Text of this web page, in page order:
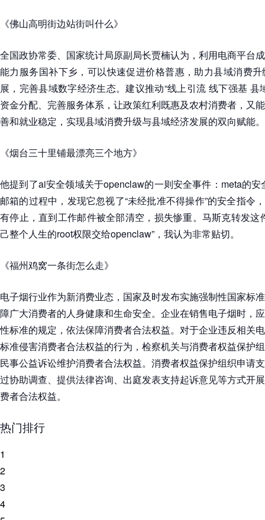
《佛山高明街边站街叫什么》
全国政协常委、国家统计局原副局长贾楠认为，利用电商平台
能力服务国补下乡，可以快速促进价格普惠，助力县域消费
展，完善县域数字经济生态。建议推动“线上引流 线下强基 县
资金分配、完善服务体系，让政策红利既惠及农村消费者，又
善和就业稳定，实现县域消费升级与县域经济发展的双向赋能。
《烟台三十里铺最漂亮三个地方》
他提到了ai安全领域关于openclaw的一则安全事件：meta的
邮箱的过程中，发现它忽视了“未经批准不得操作”的安全指令
有停止，直到工作邮件被全部清空，损失惨重。马斯克转发这
己整个人生的root权限交给openclaw”，我认为非常贴切。
《福州鸡窝一条街怎么走》
电子烟行业作为新消费业态，国家及时发布实施强制性国家标
障广大消费者的人身健康和生命安全。企业在销售电子烟时，
性标准的规定，依法保障消费者合法权益。对于企业违反相关
标准侵害消费者合法权益的行为，检察机关与消费者权益保护
民事公益诉讼维护消费者合法权益。消费者权益保护组织申请
过协助调查、提供法律咨询、出庭发表支持起诉意见等方式开
费者合法权益。
热门排行
1
2
3
4